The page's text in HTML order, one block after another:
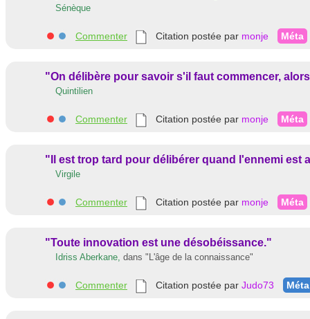
Sénèque
Commenter Citation postée par monje Méta
"On délibère pour savoir s'il faut commencer,
Quintilien
Commenter Citation postée par monje Méta
"Il est trop tard pour délibérer quand l'ennemi est
Virgile
Commenter Citation postée par monje Méta
"Toute innovation est une désobéissance."
Idriss Aberkane, dans "L'âge de la connaissance"
Commenter Citation postée par Judo73 Méta